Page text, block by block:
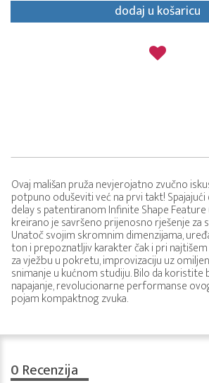
dodaj u košaricu
Ovaj mališan pruža nevjerojatno zvučno
potpuno oduševiti već na prvi takt! Spajajući
delay s patentiranom Infinite Shape
kreirano je savršeno prijenosno rješenje za
Unatoč svojim skromnim dimenzijama,
ton i prepoznatljiv karakter čak i pri
za vježbu u pokretu, improvizaciju uz
snimanje u kućnom studiju. Bilo da koristite
napajanje, revolucionarne performanse
pojam kompaktnog zvuka.
0 Recenzija